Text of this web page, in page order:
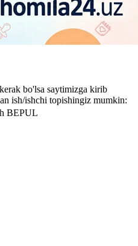
bo'lsa saytimizga kirib
ish/ishchi topishingiz mumkin:
BEPUL